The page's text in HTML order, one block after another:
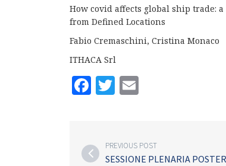
How covid affects global ship trade:
from Defined Locations
Fabio Cremaschini, Cristina Monaco
ITHACA Srl
Facebook
Twitter
PREVIOUS POST
SESSIONE PLENARIA POSTER